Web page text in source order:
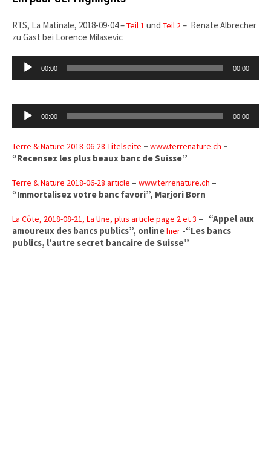
RTS, La Matinale, 2018-09-04 –Teil 1 undTeil 2– Renate Albrecher
zu Gast bei Lorence Milasevic
Audio-
Player
00:00 00:00
Audio-
Player
00:00 00:00
Terre & Nature 2018-06-28 Titelseite –www.terrenature.ch –
“Recensez les plus beaux banc de Suisse”
Terre & Nature 2018-06-28 article –www.terrenature.ch –
“Immortalisez votre banc favori”, Marjori Born
La Côte, 2018-08-21, La Une, plus article page 2 et 3 – “Appel aux
amoureux des bancs publics”, onlinehier -“Les bancs
publics, l’autre secret bancaire de Suisse”